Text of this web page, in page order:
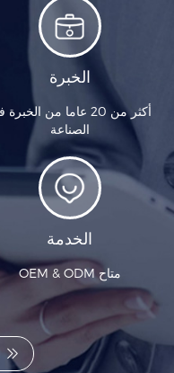
الخبرة
أكثر من 20 عاما من
الصناعة
الخدمة
OEM & ODM متاح